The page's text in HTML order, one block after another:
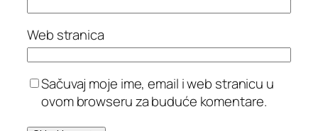
Web stranica
Sačuvaj moje ime, email i web stranicu u
ovom browseru za buduće komentare.